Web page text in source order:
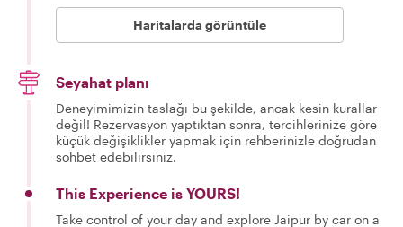
Haritalarda görüntüle
Seyahat planı
Deneyimimizin taslağı bu şekilde, ancak kesin kurallar
değil! Rezervasyon yaptıktan sonra, tercihlerinize göre
küçük değişiklikler yapmak için rehberinizle doğrudan
sohbet edebilirsiniz.
This Experience is YOURS!
Take control of your day and explore Jaipur by car on a